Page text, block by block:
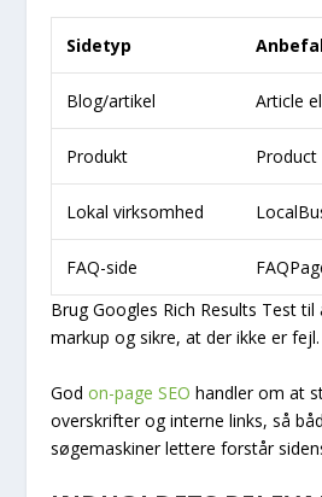
Sidetyp
Blog/artikel Article
Produkt Product
Lokal virksomhed
FAQ-side
Brug Googles Rich Results Test til
markup og sikre, at der ikke er fejl.
Godon-page SEO handler om at
overskrifter og interne links, så
søgemaskiner lettere forstår